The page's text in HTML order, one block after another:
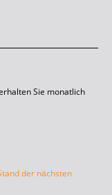
Sie monatlich
der nächsten